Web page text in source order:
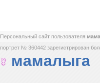
Персональный сайт пользователя
портрет № 360442 зарегистрирован
мамалыга